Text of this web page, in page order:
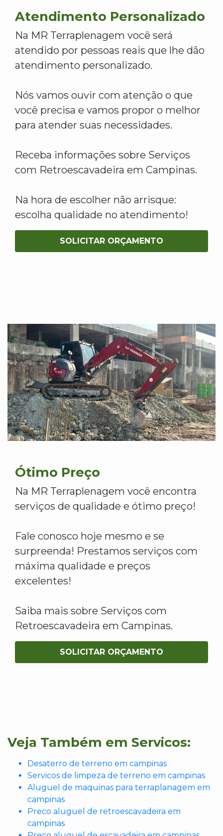
Atendimento Personalizado
Na MR Terraplenagem você será
atendido por pessoas reais que lhe dão
atendimento personalizado.
Nós vamos ouvir com atenção o que
você precisa e vamos propor o melhor
para atender suas necessidades.
Receba informações sobre Serviços
com Retroescavadeira em Campinas.
Na hora de escolher não arrisque:
escolha qualidade no atendimento!
SOLICITAR ORÇAMENTO
Ótimo Preço
Na MR Terraplenagem você encontra
serviços de qualidade e ótimo preço!
Fale conosco hoje mesmo e se
surpreenda! Prestamos serviços com
máxima qualidade e preços
excelentes!
Saiba mais sobre Serviços com
Retroescavadeira em Campinas.
SOLICITAR ORÇAMENTO
Veja Também em Servicos:
Desaterro de terreno em campinas
Servicos de limpeza de terreno em campinas
Aluguel de maquinas para terraplanagem em
campinas
Preco aluguel de retroescavadeira em
campinas